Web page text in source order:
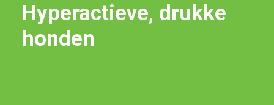
Hyperactieve, drukke
honden